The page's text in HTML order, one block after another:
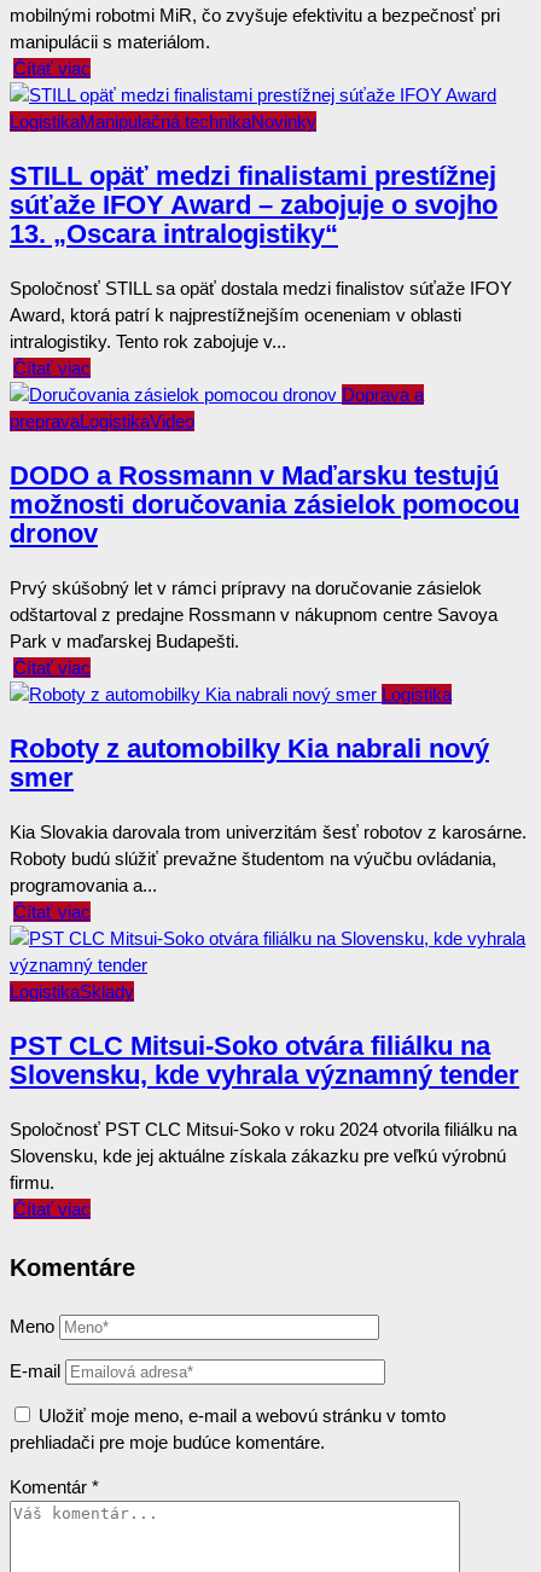
mobilnými robotmi MiR, čo zvyšuje efektivitu a bezpečnosť pri
manipulácii s materiálom.
Čítať viac
LogistikaManipulačná technikaNovinky
STILL opäť medzi finalistami prestížnej
súťaže IFOY Award – zabojuje o svojho
13. „Oscara intralogistiky“
Spoločnosť STILL sa opäť dostala medzi finalistov súťaže IFOY
Award, ktorá patrí k najprestížnejším oceneniam v oblasti
intralogistiky. Tento rok zabojuje v...
Čítať viac
Doprava a
prepravaLogistikaVideo
DODO a Rossmann v Maďarsku testujú
možnosti doručovania zásielok pomocou
dronov
Prvý skúšobný let v rámci prípravy na doručovanie zásielok
odštartoval z predajne Rossmann v nákupnom centre Savoya
Park v maďarskej Budapešti.
Čítať viac
Logistika
Roboty z automobilky Kia nabrali nový
smer
Kia Slovakia darovala trom univerzitám šesť robotov z karosárne.
Roboty budú slúžiť prevažne študentom na výučbu ovládania,
programovania a...
Čítať viac
LogistikaSklady
PST CLC Mitsui-Soko otvára filiálku na
Slovensku, kde vyhrala významný tender
Spoločnosť PST CLC Mitsui-Soko v roku 2024 otvorila filiálku na
Slovensku, kde jej aktuálne získala zákazku pre veľkú výrobnú
firmu.
Čítať viac
Komentáre
Meno
E-mail
Uložiť moje meno, e-mail a webovú stránku v tomto
prehliadači pre moje budúce komentáre.
Komentár *